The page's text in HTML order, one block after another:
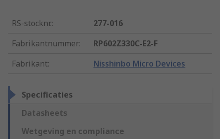
RS-stocknr.:
277-016
Fabrikantnummer:
RP602Z330C-E2-F
Fabrikant: Nisshinbo Micro Devices
Specificaties
Datasheets
Wetgeving en compliance